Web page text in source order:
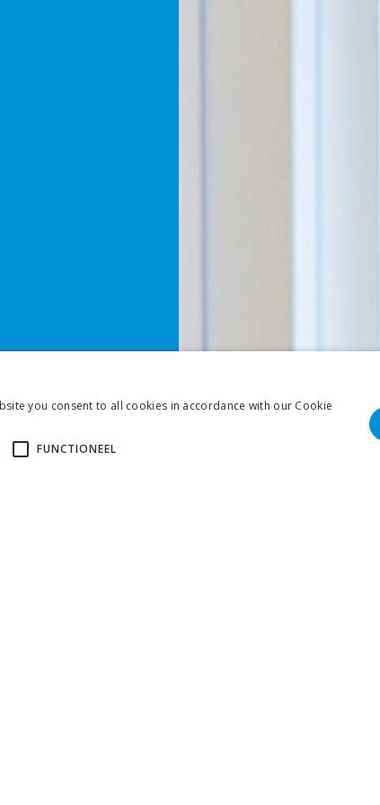
you consent to all cookies in accordance with our Cookie
FUNCTIONEEL